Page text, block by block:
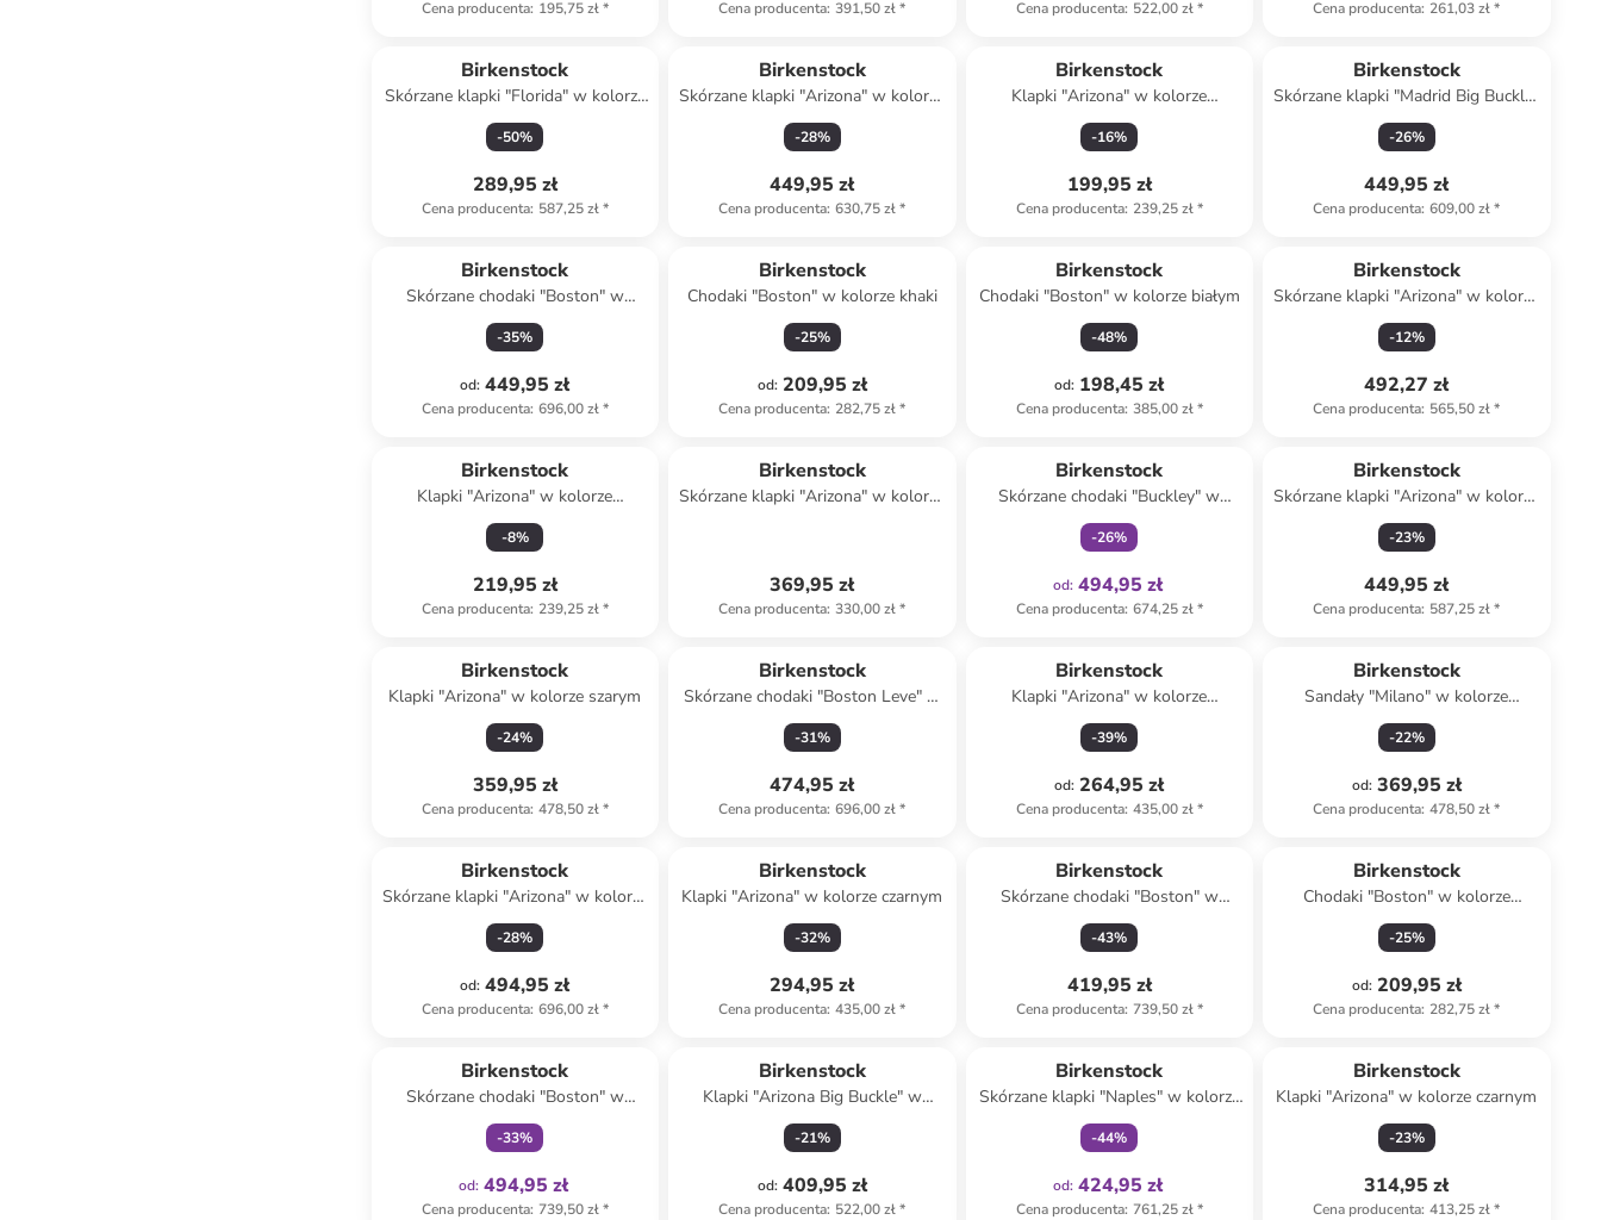
Cena producenta: 195,75 zł* Cena producenta: 391,50 zł* Cena producenta: 522,00 zł* Cena producenta: 261,03 zł*
Birkenstock
Skórzane klapki "Florida" w kolorze
beżowym
-50%
289,95 zł
Cena producenta: 587,25 zł*
Birkenstock
Skórzane klapki "Arizona" w kolorze
jasnobrązowym
-28%
449,95 zł
Cena producenta: 630,75 zł*
Birkenstock
Klapki "Arizona" w kolorze
granatowym
-16%
199,95 zł
Cena producenta: 239,25 zł*
Birkenstock
Skórzane klapki "Madrid Big Buckle"
w kolorze jasnobrązowym
-26%
449,95 zł
Cena producenta: 609,00 zł*
Birkenstock
Skórzane chodaki "Boston" w
kolorze brązowym
-35%
od: 449,95 zł
Cena producenta: 696,00 zł*
Birkenstock
Chodaki "Boston" w kolorze khaki
-25%
od: 209,95 zł
Cena producenta: 282,75 zł*
Birkenstock
Chodaki "Boston" w kolorze białym
-48%
od: 198,45 zł
Cena producenta: 385,00 zł*
Birkenstock
Skórzane klapki "Arizona" w kolorze
jasnobrązowym
-12%
492,27 zł
Cena producenta: 565,50 zł*
Birkenstock
Klapki "Arizona" w kolorze
błękitnym
-8%
219,95 zł
Cena producenta: 239,25 zł*
Birkenstock
Skórzane klapki "Arizona" w kolorze
369,95 zł
Cena producenta: 330,00 zł*
Birkenstock
Skórzane chodaki "Buckley" w
kolorze beżowym
-26%
od: 494,95 zł
Cena producenta: 674,25 zł*
Birkenstock
Skórzane klapki "Arizona" w kolorze
błękitnym
-23%
449,95 zł
Cena producenta: 587,25 zł*
Birkenstock
Klapki "Arizona" w kolorze szarym
-24%
359,95 zł
Cena producenta: 478,50 zł*
Birkenstock
Skórzane chodaki "Boston Leve" w
kolorze beżowym
-31%
474,95 zł
Cena producenta: 696,00 zł*
Birkenstock
Klapki "Arizona" w kolorze
kremowym
-39%
od: 264,95 zł
Cena producenta: 435,00 zł*
Birkenstock
Sandały "Milano" w kolorze
czarnym
-22%
od: 369,95 zł
Cena producenta: 478,50 zł*
Birkenstock
Skórzane klapki "Arizona" w kolorze
brązowym
-28%
od: 494,95 zł
Cena producenta: 696,00 zł*
Birkenstock
Klapki "Arizona" w kolorze czarnym
-32%
294,95 zł
Cena producenta: 435,00 zł*
Birkenstock
Skórzane chodaki "Boston" w
kolorze beżowym
-43%
419,95 zł
Cena producenta: 739,50 zł*
Birkenstock
Chodaki "Boston" w kolorze
kremowym
-25%
od: 209,95 zł
Cena producenta: 282,75 zł*
Birkenstock
Skórzane chodaki "Boston" w
kolorze brązowym
-33%
od: 494,95 zł
Cena producenta: 739,50 zł*
Birkenstock
Klapki "Arizona Big Buckle" w
kolorze białym
-21%
od: 409,95 zł
Cena producenta: 522,00 zł*
Birkenstock
Skórzane klapki "Naples" w kolorze
brązowym
-44%
od: 424,95 zł
Cena producenta: 761,25 zł*
Birkenstock
Klapki "Arizona" w kolorze czarnym
-23%
314,95 zł
Cena producenta: 413,25 zł*